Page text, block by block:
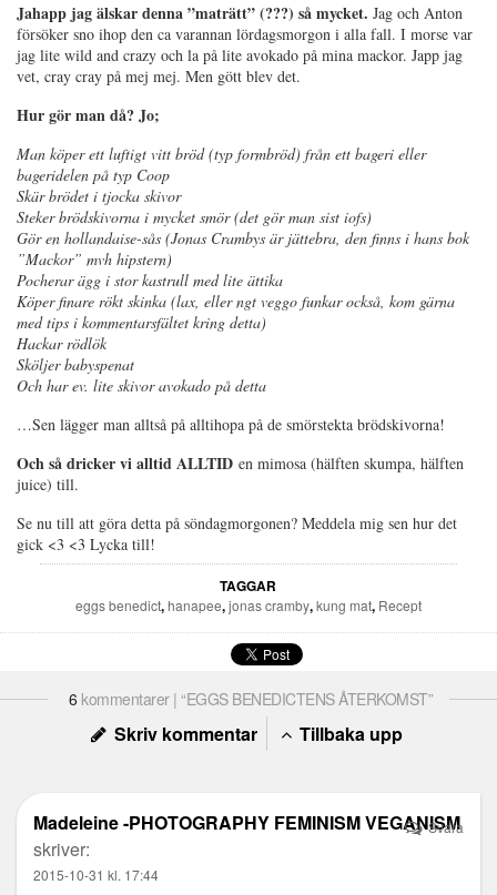
Jahapp jag älskar denna ”maträtt” (???) så mycket. Jag och Anton
försöker sno ihop den ca varannan lördagsmorgon i alla fall. I morse var
jag lite wild and crazy och la på lite avokado på mina mackor. Japp jag
vet, cray cray på mej mej. Men gött blev det.
Hur gör man då? Jo;
Man köper ett luftigt vitt bröd (typ formbröd) från ett bageri eller
bageridelen på typ Coop
Skär brödet i tjocka skivor
Steker brödskivorna i mycket smör (det gör man sist iofs)
Gör en hollandaise-sås (Jonas Crambys är jättebra, den finns i hans bok
”Mackor” mvh hipstern)
Pocherar ägg i stor kastrull med lite ättika
Köper finare rökt skinka (lax, eller ngt veggo funkar också, kom gärna
med tips i kommentarsfältet kring detta)
Hackar rödlök
Sköljer babyspenat
Och har ev. lite skivor avokado på detta
…Sen lägger man alltså på alltihopa på de smörstekta brödskivorna!
Och så dricker vi alltid ALLTID en mimosa (hälften skumpa, hälften
juice) till.
Se nu till att göra detta på söndagmorgonen? Meddela mig sen hur det
gick <3 <3 Lycka till!
TAGGAR
eggs benedict,hanapee,jonas cramby,kung mat, Recept
6 kommentarer | “EGGS BENEDICTENS ÅTERKOMST”
Skriv kommentar Tillbaka upp
Madeleine -PHOTOGRAPHY FEMINISM VEGANISM
skriver:
2015-10-31 kl. 17:44
Svara